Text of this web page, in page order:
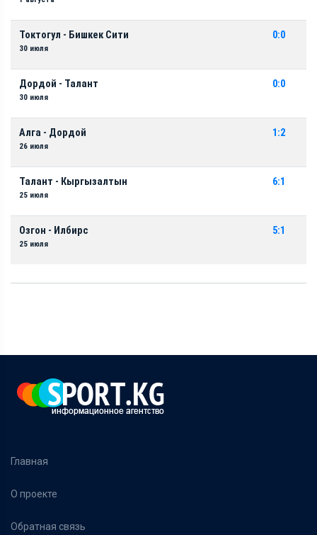
Токтогул - Бишкек Сити
30 июля
0:0
Дордой - Талант
30 июля
0:0
Алга - Дордой
26 июля
1:2
Талант - Кыргызалтын
25 июля
6:1
Озгон - Илбирс
25 июля
5:1
Главная
О проекте
Обратная связь